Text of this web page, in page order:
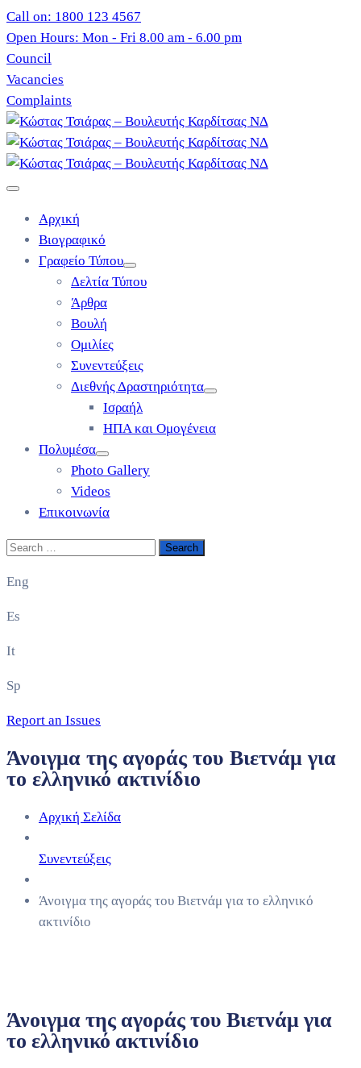
Call on: 1800 123 4567
Open Hours: Mon - Fri 8.00 am - 6.00 pm
Council
Vacancies
Complaints
Αρχική
Βιογραφικό
Γραφείο Τύπου
Δελτία Τύπου
Άρθρα
Βουλή
Ομιλίες
Συνεντεύξεις
Διεθνής Δραστηριότητα
Ισραήλ
ΗΠΑ και Ομογένεια
Πολυμέσα
Photo Gallery
Videos
Επικοινωνία
Eng
Es
It
Sp
Report an Issues
Άνοιγμα της αγοράς του Βιετνάμ για
το ελληνικό ακτινίδιο
Αρχική Σελίδα
Συνεντεύξεις
Άνοιγμα της αγοράς του Βιετνάμ για το ελληνικό
ακτινίδιο
Άνοιγμα της αγοράς του Βιετνάμ για
το ελληνικό ακτινίδιο